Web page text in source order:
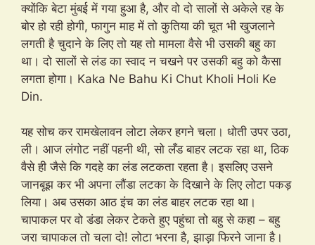
क्योंकि बेटा मुंबई में गया हुआ है, और वो दो सालों से अकेले रह के
बोर हो रही होगी, फागुन माह में तो कुतिया की चूत भी खुजलाने
लगती है चुदाने के लिए तो यह तो मामला वैसे भी उसकी बहु का
था। दो सालों से लंड का स्वाद न चखने पर उसकी बहु को कैसा
लगता होगा। Kaka Ne Bahu Ki Chut Kholi Holi Ke
Din.
यह सोच कर रामखेलावन लोटा लेकर हगने चला। धोती उपर उठा,
ली। आज लंगोट नहीं पहनी थी, सो लँड बाहर लटक रहा था, ठिक
वैसे ही जैसे कि गदहे का लंड लटकता रहता है। इसलिए उसने
जानबूझ कर भी अपना लौंडा लटका के दिखाने के लिए लोटा पकड़
लिया। अब उसका आठ इंच का लंड बाहर लटक रहा था।
चापाकल पर वो डंडा लेकर टेकते हुए पहुंचा तो बहु से कहा – बहु
जरा चापाकल तो चला दो! लोटा भरना है, झाड़ा फिरने जाना है।